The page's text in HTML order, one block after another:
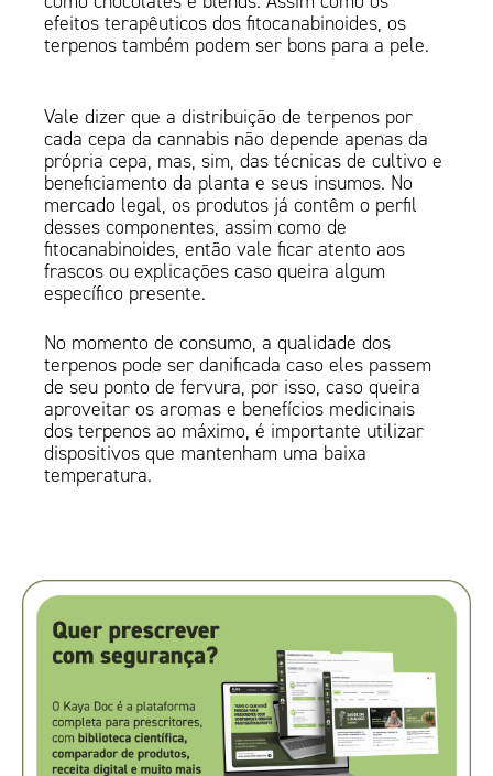
efeitos terapêuticos dos fitocanabinoides, os
terpenos também podem ser bons para a pele.
Vale dizer que a distribuição de terpenos por
cada cepa da cannabis não depende apenas da
própria cepa, mas, sim, das técnicas de cultivo e
beneficiamento da planta e seus insumos. No
mercado legal, os produtos já contêm o perfil
desses componentes, assim como de
fitocanabinoides, então vale ficar atento aos
frascos ou explicações caso queira algum
específico presente.
No momento de consumo, a qualidade dos
terpenos pode ser danificada caso eles passem
de seu ponto de fervura, por isso, caso queira
aproveitar os aromas e benefícios medicinais
dos terpenos ao máximo, é importante utilizar
dispositivos que mantenham uma baixa
temperatura.